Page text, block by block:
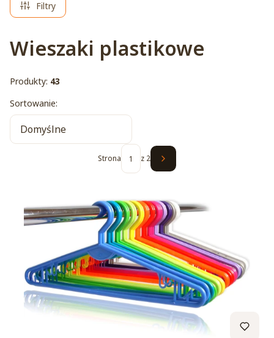
Filtry
Wieszaki plastikowe
Produkty: 43
Lista produktów
Sortowanie:
Domyślne
Strona z 2 Następne produkty